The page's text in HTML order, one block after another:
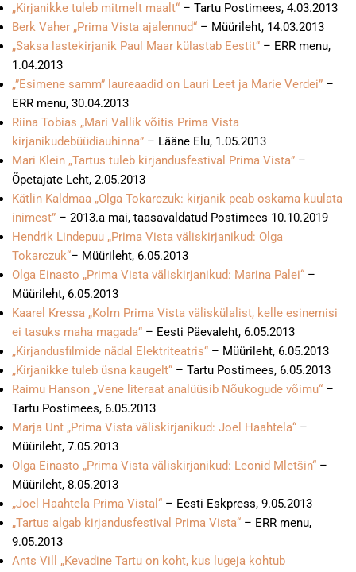
„Kirjanikke tuleb mitmelt maalt“ – Tartu Postimees, 4.03.2013
Berk Vaher „Prima Vista ajalennud“ – Müürileht, 14.03.2013
„Saksa lastekirjanik Paul Maar külastab Eestit“ – ERR menu,
1.04.2013
„”Esimene samm” laureaadid on Lauri Leet ja Marie Verdei” –
ERR menu, 30.04.2013
Riina Tobias „Mari Vallik võitis Prima Vista
kirjanikudebüüdiauhinna” – Lääne Elu, 1.05.2013
Mari Klein „Tartus tuleb kirjandusfestival Prima Vista” –
Õpetajate Leht, 2.05.2013
Kätlin Kaldmaa „Olga Tokarczuk: kirjanik peab oskama kuulata
inimest” – 2013.a mai, taasavaldatud Postimees 10.10.2019
Hendrik Lindepuu „Prima Vista väliskirjanikud: Olga
Tokarczuk“– Müürileht, 6.05.2013
Olga Einasto „Prima Vista väliskirjanikud: Marina Palei“ –
Müürileht, 6.05.2013
Kaarel Kressa „Kolm Prima Vista väliskülalist, kelle esinemisi
ei tasuks maha magada“ – Eesti Päevaleht, 6.05.2013
„Kirjandusfilmide nädal Elektriteatris“ – Müürileht, 6.05.2013
„Kirjanikke tuleb üsna kaugelt“ – Tartu Postimees, 6.05.2013
Raimu Hanson „Vene literaat analüüsib Nõukogude võimu“ –
Tartu Postimees, 6.05.2013
Marja Unt „Prima Vista väliskirjanikud: Joel Haahtela“ –
Müürileht, 7.05.2013
Olga Einasto „Prima Vista väliskirjanikud: Leonid Mletšin“ –
Müürileht, 8.05.2013
„Joel Haahtela Prima Vistal“ – Eesti Eskpress, 9.05.2013
„Tartus algab kirjandusfestival Prima Vista“ – ERR menu,
9.05.2013
Ants Vill „Kevadine Tartu on koht, kus lugeja kohtub